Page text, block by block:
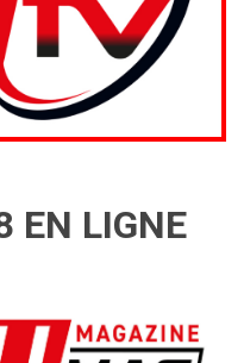
EN LIGNE